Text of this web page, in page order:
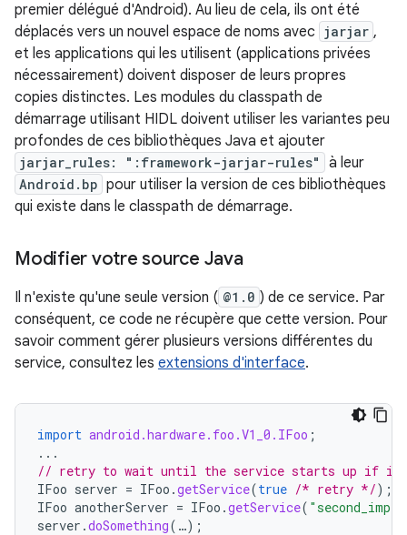
premier délégué d'Android). Au lieu de cela, ils ont été
déplacés vers un nouvel espace de noms avec jarjar ,
et les applications qui les utilisent (applications privées
nécessairement) doivent disposer de leurs propres
copies distinctes. Les modules du classpath de
démarrage utilisant HIDL doivent utiliser les variantes peu
profondes de ces bibliothèques Java et ajouter
jarjar_rules: ":framework-jarjar-rules" à leur
Android.bp pour utiliser la version de ces bibliothèques
qui existe dans le classpath de démarrage.
Modifier votre source Java
Il n'existe qu'une seule version ( @1.0 ) de ce service. Par
conséquent, ce code ne récupère que cette version. Pour
savoir comment gérer plusieurs versions différentes du
service, consultez les extensions d'interface.
import android.hardware.foo.V1_0.IFoo ;
...
// retry to wait until the service starts up if it
IFoo server = IFoo .getService(true /* retry */);
IFoo anotherServer = IFoo .getService( "second_impl"
server .doSomething(…);